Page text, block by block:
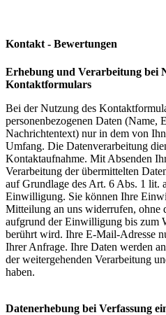
Kontakt - Bewertungen
Erhebung und Verarbeitung bei
Kontaktformulars
Bei der Nutzung des
personenbezogenen Daten (Name,
Nachrichtentext) nur in dem von
Umfang. Die Datenverarbeitung
Kontaktaufnahme. Mit Absenden
Verarbeitung der übermittelten
auf Grundlage des Art. 6 Abs. 1 lit.
Einwilligung. Sie können Ihre
Mitteilung an uns widerrufen, ohne
aufgrund der Einwilligung bis zum
berührt wird. Ihre E-Mail-Adresse
Ihrer Anfrage. Ihre Daten werden
der weitergehenden Verarbeitung
haben.
Datenerhebung bei Verfassung